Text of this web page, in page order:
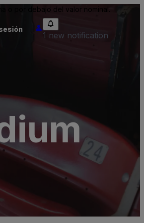
o por debajo del valor nominal.
1 new notification